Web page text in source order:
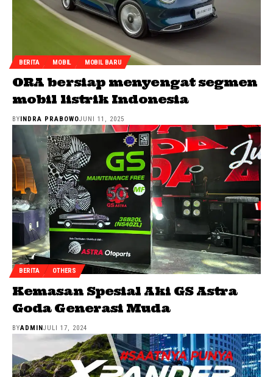
BERITA MOBIL MOBIL BARU
ORA bersiap menyengat segmen
mobil listrik Indonesia
BYINDRA PRABOWOJUNI 11, 2025
BERITA OTHERS
Kemasan Spesial Aki GS Astra
Goda Generasi Muda
BYADMINJULI 17, 2024